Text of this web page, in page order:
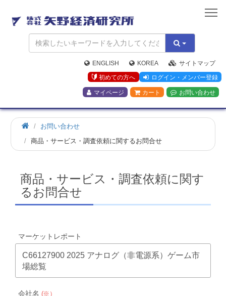
矢
野
経
済
研
究
所
ENGLISH KOREA
サイトマップ
初めての方へ
ログイン・メンバー登録
マイページ カート お問い合わせ
お問い合わせ
商品・サービス・調査依頼に関するお問合せ
商品・サービス・調査依頼に関す
るお問合せ
マーケットレポート
C66127900 2025 アナログ（非電源系）ゲーム市
場総覧
会社名 (※）